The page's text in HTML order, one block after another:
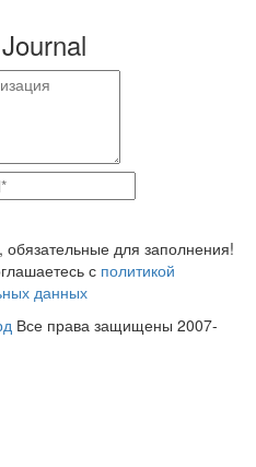
для заполнения!
с политикой
данных
Все права защищены 2007-